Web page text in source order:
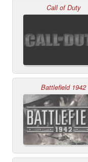
Call of Duty
Battlefield 1942